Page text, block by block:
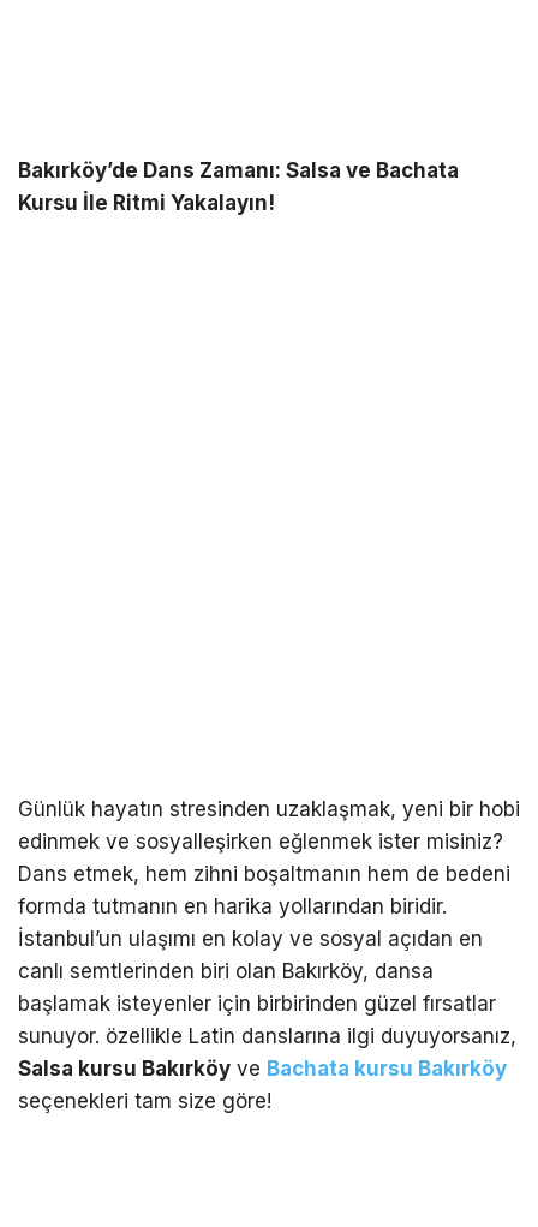
Bakırköy’de Dans Zamanı: Salsa ve Bachata
Kursu İle Ritmi Yakalayın!
Günlük hayatın stresinden uzaklaşmak, yeni bir hobi
edinmek ve sosyalleşirken eğlenmek ister misiniz?
Dans etmek, hem zihni boşaltmanın hem de bedeni
formda tutmanın en harika yollarından biridir.
İstanbul’un ulaşımı en kolay ve sosyal açıdan en
canlı semtlerinden biri olan Bakırköy, dansa
başlamak isteyenler için birbirinden güzel fırsatlar
sunuyor. özellikle Latin danslarına ilgi duyuyorsanız,
Salsa kursu Bakırköy ve Bachata kursu Bakırköy
seçenekleri tam size göre!